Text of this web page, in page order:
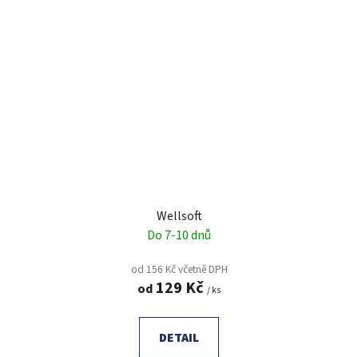
Wellsoft
Do 7-10 dnů
od 156 Kč včetně DPH
od 129 Kč / ks
DETAIL